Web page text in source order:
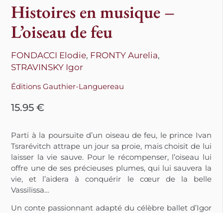
Histoires en musique –
L’oiseau de feu
FONDACCI Elodie, FRONTY Aurelia,
STRAVINSKY Igor
Éditions Gauthier-Languereau
15.95€
Parti à la poursuite d’un oiseau de feu, le prince Ivan
Tsrarévitch attrape un jour sa proie, mais choisit de lui
laisser la vie sauve. Pour le récompenser, l’oiseau lui
offre une de ses précieuses plumes, qui lui sauvera la
vie, et l’aidera à conquérir le cœur de la belle
Vassilissa…
Un conte passionnant adapté du célèbre ballet d’Igor